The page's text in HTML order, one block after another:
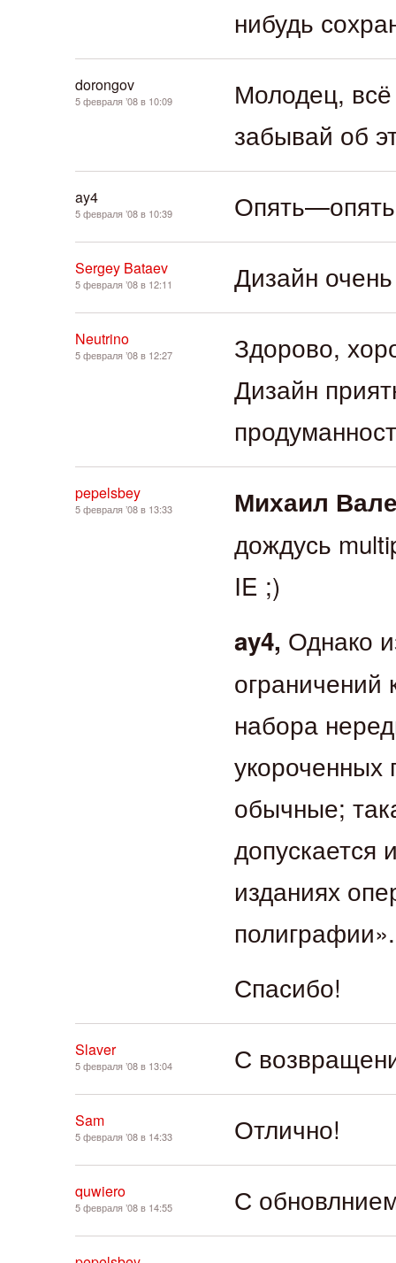
нибудь
Молодец,
забывай об
dorongov
5 февраля ’08 в 10:09
ay4
5 февраля ’08 в 10:39
Дизайн
Sergey Bataev
5 февраля ’08 в 12:11
Здорово,
Дизайн
Neutrino
5 февраля ’08 в 12:27
Михаил
дождусь
IE ;)
ay4, Однако
ограничений
набора
укороченных
обычные;
допускается
изданиях
полиграфии».
Спасибо!
pepelsbey
5 февраля ’08 в 13:33
С
Slaver
5 февраля ’08 в 13:04
Отлично!
Sam
5 февраля ’08 в 14:33
С
quwiero
5 февраля ’08 в 14:55